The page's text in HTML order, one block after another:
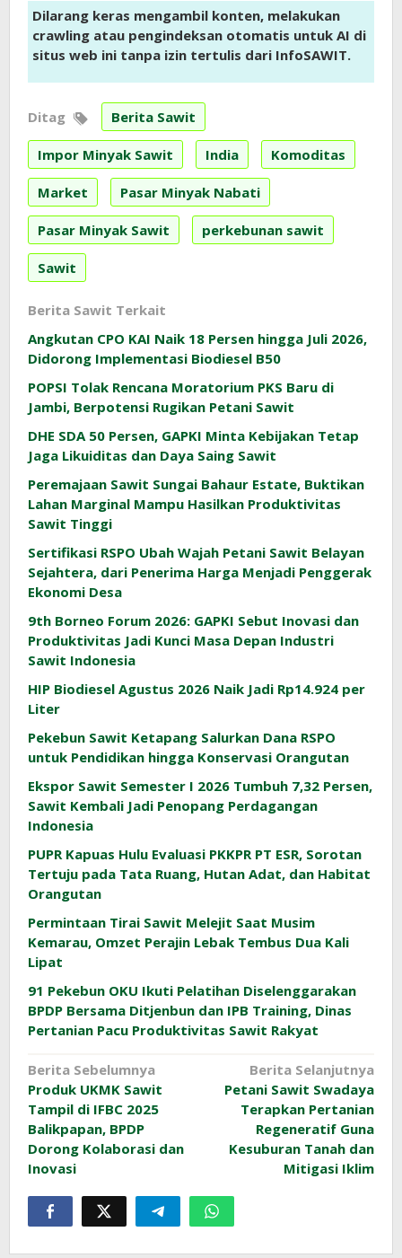
Dilarang keras mengambil konten, melakukan
crawling atau pengindeksan otomatis untuk AI di
situs web ini tanpa izin tertulis dari InfoSAWIT.
Ditag Berita Sawit
Impor Minyak Sawit India Komoditas
Market Pasar Minyak Nabati
Pasar Minyak Sawit perkebunan sawit
Sawit
Berita Sawit Terkait
Angkutan CPO KAI Naik 18 Persen hingga Juli 2026,
Didorong Implementasi Biodiesel B50
POPSI Tolak Rencana Moratorium PKS Baru di
Jambi, Berpotensi Rugikan Petani Sawit
DHE SDA 50 Persen, GAPKI Minta Kebijakan Tetap
Jaga Likuiditas dan Daya Saing Sawit
Peremajaan Sawit Sungai Bahaur Estate, Buktikan
Lahan Marginal Mampu Hasilkan Produktivitas
Sawit Tinggi
Sertifikasi RSPO Ubah Wajah Petani Sawit Belayan
Sejahtera, dari Penerima Harga Menjadi Penggerak
Ekonomi Desa
9th Borneo Forum 2026: GAPKI Sebut Inovasi dan
Produktivitas Jadi Kunci Masa Depan Industri
Sawit Indonesia
HIP Biodiesel Agustus 2026 Naik Jadi Rp14.924 per
Liter
Pekebun Sawit Ketapang Salurkan Dana RSPO
untuk Pendidikan hingga Konservasi Orangutan
Ekspor Sawit Semester I 2026 Tumbuh 7,32 Persen,
Sawit Kembali Jadi Penopang Perdagangan
Indonesia
PUPR Kapuas Hulu Evaluasi PKKPR PT ESR, Sorotan
Tertuju pada Tata Ruang, Hutan Adat, dan Habitat
Orangutan
Permintaan Tirai Sawit Melejit Saat Musim
Kemarau, Omzet Perajin Lebak Tembus Dua Kali
Lipat
91 Pekebun OKU Ikuti Pelatihan Diselenggarakan
BPDP Bersama Ditjenbun dan IPB Training, Dinas
Pertanian Pacu Produktivitas Sawit Rakyat
Navigasi
pos
Berita Sebelumnya
Produk UKMK Sawit
Tampil di IFBC 2025
Balikpapan, BPDP
Dorong Kolaborasi dan
Inovasi
Berita Selanjutnya
Petani Sawit Swadaya
Terapkan Pertanian
Regeneratif Guna
Kesuburan Tanah dan
Mitigasi Iklim